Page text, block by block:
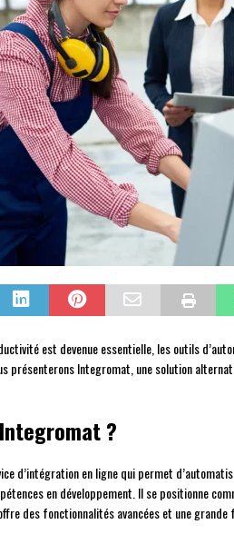
est devenue essentielle, les outils
présenterons Integromat, une solution
?
d’intégration en ligne qui permet
en développement. Il se positionne
des fonctionnalités avancées et une